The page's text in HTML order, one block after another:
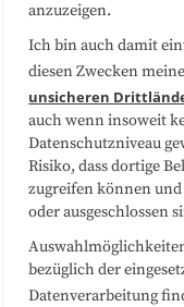
Sitemap
Folgen Sie uns
anzuzeigen.
Ich bin auch damit
diesen Zwecken
unsicheren
auch wenn insoweit
Datenschutzniveau
Risiko, dass dortige
zugreifen können
oder ausgeschlossen
bezüglich der
Datenverarbeitung